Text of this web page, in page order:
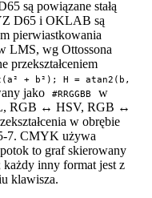
są powiązane stałą
D65 i OKLAB są
pierwiastkowania
LMS, wg Ottossona
+ b²); H = atan2(b,
jako #RRGGBB
w
RGB ↔ HSV, RGB ↔
w obrębie
7. CMYK używa
to graf skierowany
inny format jest z
klawisza.